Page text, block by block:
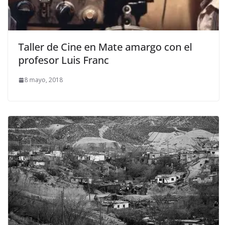
Taller de Cine en Mate amargo con el
profesor Luis Franc
8 mayo, 2018